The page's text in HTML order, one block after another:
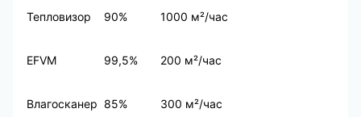
Тепловизор 90% 1000 м²/час
EFVM 99,5% 200 м²/час
Влагосканер 85% 300 м²/час